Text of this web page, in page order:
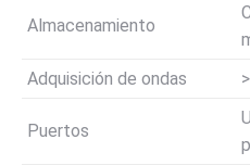
Almacenamiento
Adquisición de ondas
Puertos